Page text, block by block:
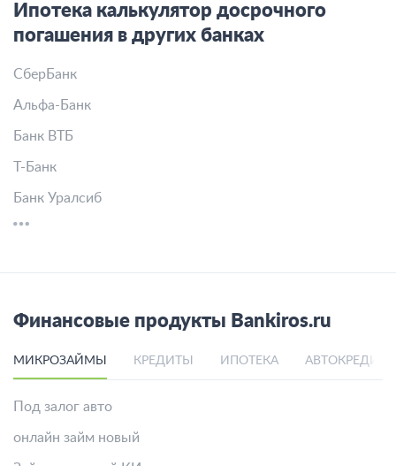
Ипотека калькулятор досрочного
погашения в других банках
СберБанк
Альфа-Банк
Банк ВТБ
Т-Банк
Банк Уралсиб
Финансовые продукты Bankiros.ru
МИКРОЗАЙМЫ КРЕДИТЫ ИПОТЕКА
Под залог авто
онлайн займ новый